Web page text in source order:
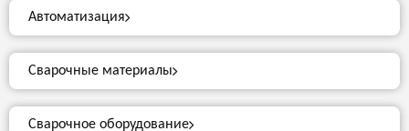
Автоматизация
Сварочные материалы
Сварочное оборудование